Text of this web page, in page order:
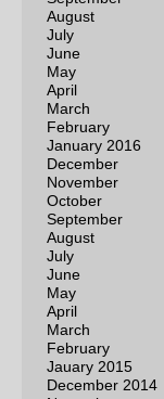
August
July
June
May
April
March
February
January 2016
December
November
October
September
August
July
June
May
April
March
February
Jauary 2015
December 2014